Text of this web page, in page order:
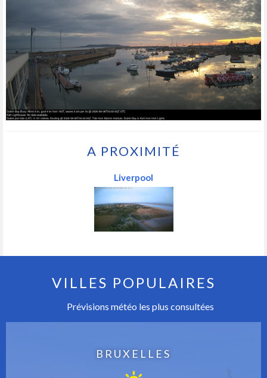
A PROXIMITÉ
Liverpool
VILLES POPULAIRES
Prévisions météo les plus consultées
BRUXELLES